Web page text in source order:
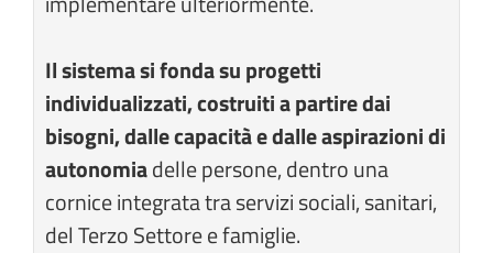
Il sistema si fonda su progetti
individualizzati, costruiti a partire dai
bisogni, dalle capacità e dalle aspirazioni di
autonomiadelle persone, dentro una
cornice integrata tra servizi sociali, sanitari,
del Terzo Settore e famiglie.